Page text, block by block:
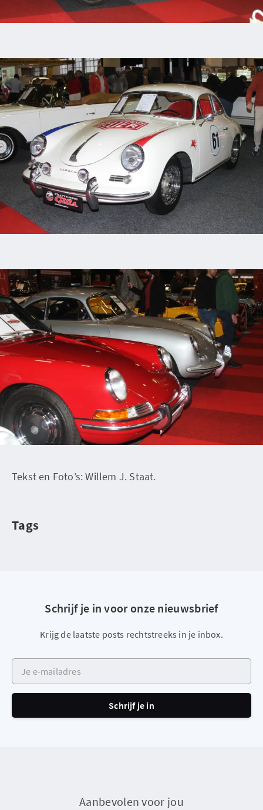
Tekst en Foto’s: Willem J. Staat.
Tags
Schrijf je in voor onze nieuwsbrief
Krijg de laatste posts rechtstreeks in je inbox.
Je e-mailadres
Schrijf je in
Aanbevolen voor jou